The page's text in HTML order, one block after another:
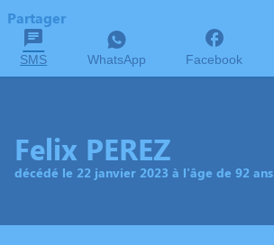
Partager
SMS WhatsApp Facebook
Felix PEREZ
décédé le 22 janvier 2023 à l'âge de 92 ans